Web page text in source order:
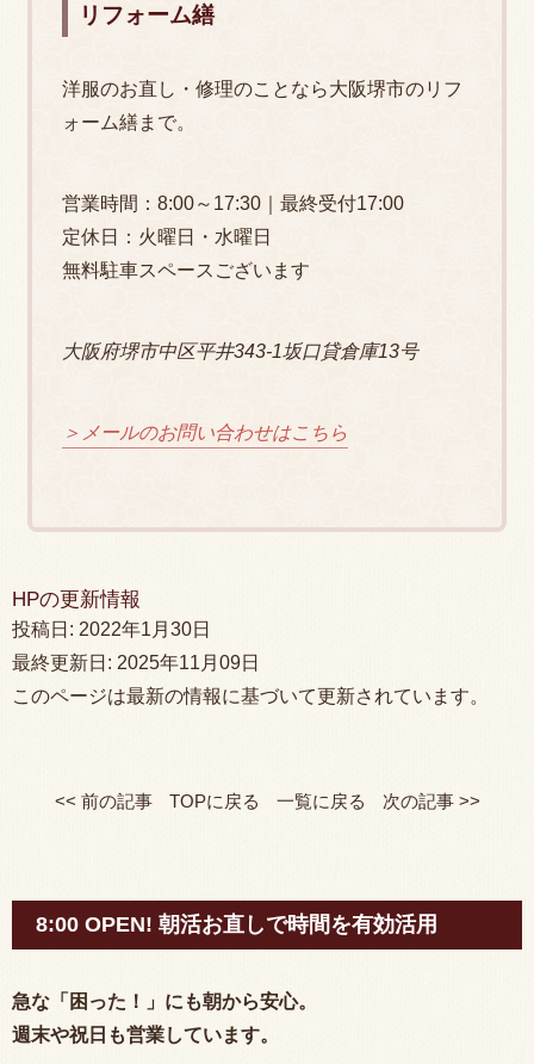
リフォーム繕
洋服のお直し・修理のことなら大阪堺市のリフ
ォーム繕まで。
営業時間： 8:00～17:30｜最終受付17:00
定休日：火曜日・水曜日
無料駐車スペースございます
大阪府堺市中区平井343-1坂口貸倉庫13号
＞メールのお問い合わせはこちら
HPの更新情報
投稿日: 2022年1月30日
最終更新日: 2025年11月09日
このページは最新の情報に基づいて更新されています。
<< 前の記事 TOPに戻る 一覧に戻る 次の記事 >>
8:00 OPEN! 朝活お直しで時間を有効活用
急な「困った！」にも朝から安心。
週末や祝日も営業しています。